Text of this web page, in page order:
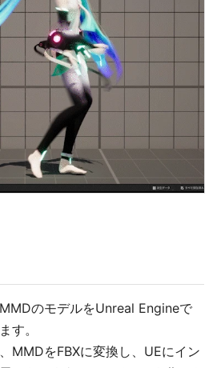
のモデルをUnreal Engineで
す。
MMDをFBXに変換し、UEにイン